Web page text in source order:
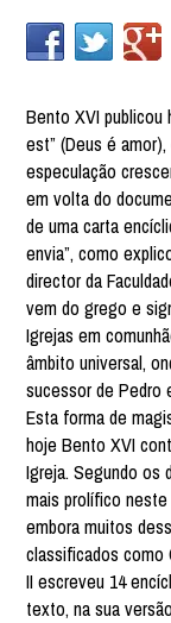
Bento XVI publicou
est” (Deus é
especulação
em volta do
de uma carta
envia”, como
director da
vem do grego e
Igrejas em
âmbito universal,
sucessor de Pedro
Esta forma de
hoje Bento XVI
Igreja. Segundo os
mais prolífico
embora muitos
classificados como
II escreveu 14
texto, na sua